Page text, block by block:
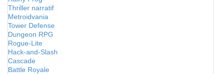
Thriller narratif
Metroidvania
Tower Defense
Dungeon RPG
Rogue-Lite
Hack-and-Slash
Cascade
Battle Royale